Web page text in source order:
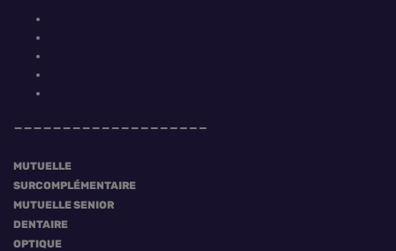
MUTUELLE
SURCOMPLÉMENTAIRE
MUTUELLE SENIOR
DENTAIRE
OPTIQUE